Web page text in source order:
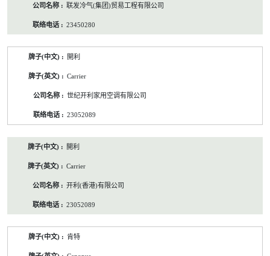
联发冷气(集团)贸易工程有限公司
23450280
開利
Carrier
世纪开利家用空调有限公司
23052089
開利
Carrier
开利(香港)有限公司
23052089
肯特